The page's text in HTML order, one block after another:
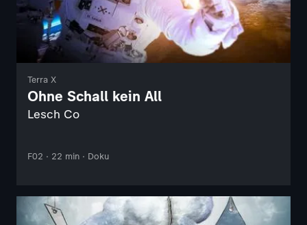
Terra X
Ohne Schall kein All
Lesch Co
F02 · 22 min · Doku